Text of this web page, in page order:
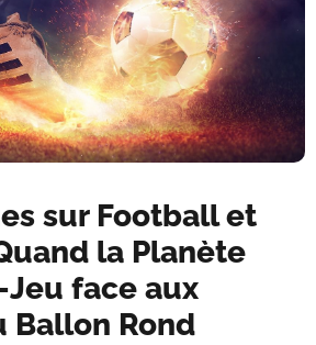
sur Football et
la Planète
Jeu face aux
Ballon Rond